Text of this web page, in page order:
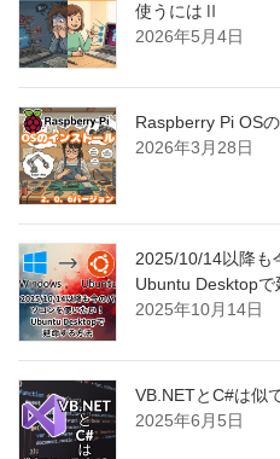
使うにはⅡ
2026年5月4日
Raspberry Pi OS
2026年3月28日
2025/10/14以降も
Ubuntu Desktop
2025年10月14日
VB.NETとC#は似
2025年6月5日